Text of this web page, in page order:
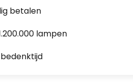
betalen
lampen